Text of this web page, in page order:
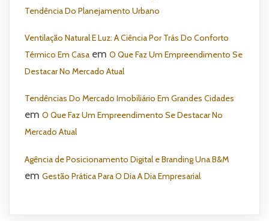
Tendência Do Planejamento Urbano
Ventilação Natural E Luz: A Ciência Por Trás Do Conforto
Térmico Em Casa em O Que Faz Um Empreendimento Se
Destacar No Mercado Atual
Tendências Do Mercado Imobiliário Em Grandes Cidades
em O Que Faz Um Empreendimento Se Destacar No
Mercado Atual
Agência de Posicionamento Digital e Branding Una B&M
em Gestão Prática Para O Dia A Dia Empresarial